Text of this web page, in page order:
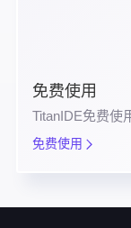
免费使用
TitanIDE免费使
免费使用